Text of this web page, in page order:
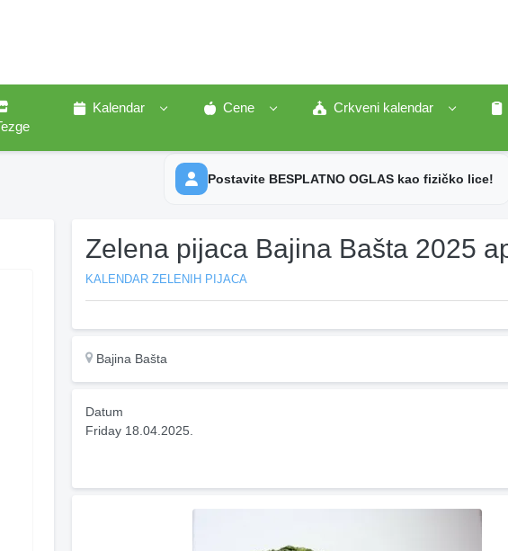
Kalendar Cene Crkveni kalendar
Postavite BESPLATNO OGLAS kao fizičko lice!
Zelena pijaca Bajina Bašta 2025
KALENDAR ZELENIH PIJACA
Bajina Bašta
Datum
Friday 18.04.2025.